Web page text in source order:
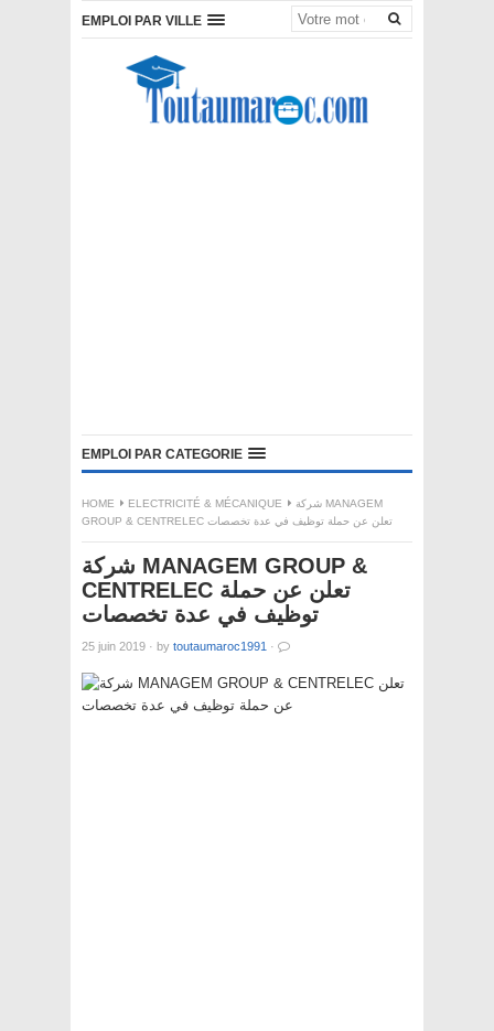
EMPLOI PAR VILLE
EMPLOI PAR CATEGORIE
HOME ELECTRICITÉ & MÉCANIQUE
شركة MANAGEM
GROUP & CENTRELEC تعلن عن حملة توظيف في عدة تخصصات
شركة MANAGEM GROUP &
CENTRELEC تعلن عن حملة
توظيف في عدة تخصصات
25 juin 2019 · by toutaumaroc1991 ·